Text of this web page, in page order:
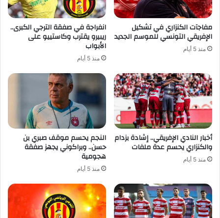
مفاجآت الكنزاري في تشكيل
الإفريقي التونسي للموسم الجديد
منذ 5 أيام
انفراجة في صفقة الترجي الكبرى..
ريبيرو يقترب وكاستييو على
الأبواب
منذ 5 أيام
أخبار النادي الإفريقي.. إشادة بزدام
والكنزاري يحسم عدة ملفات
منذ 5 أيام
النجم يحسم موقف صبري بن
حسن.. وبراكوني يجهز صفقة
هجومية
منذ 5 أيام